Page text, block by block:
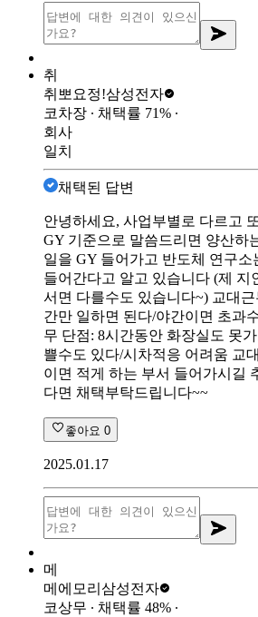
취
취뽀요정!삼성전자
코차장 ∙ 채택률 71% ∙
회사
일치
채택된 답변
안녕하세요, 사업부별로 다르고
GY 기준으로 말씀드리면 양산하
일을 GY 들어가고 반도체 연구소
들어간다고 알고 있습니다 (제 지
서면 다를수도 있습니다~) 교대근
간만 일하면 된다/야간이면 초과
무 단점: 8시간동안 화장실도 못
쁠수도 있다/시차적응 어려움 교
이면 적게 하는 부서 들어가시길
다면 채택부탁드립니다~~
좋아요 0
2025.01.17
메
메에모리 삼성전자
코상무 ∙ 채택률 48% ∙